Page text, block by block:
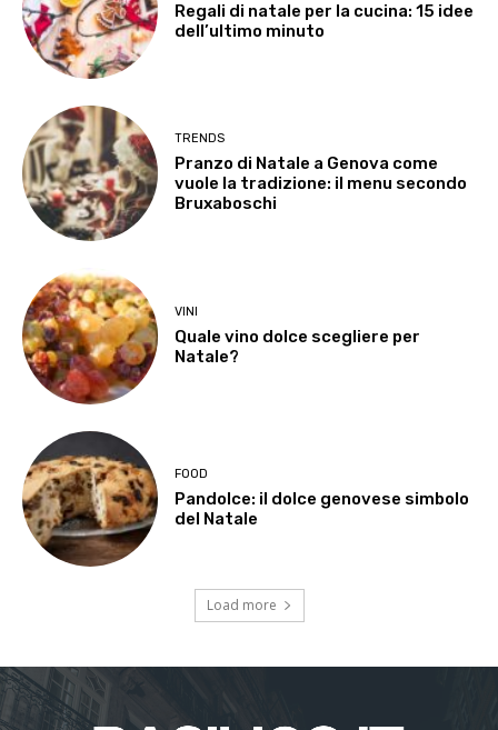
Regali di natale per la cucina: 15 idee
dell’ultimo minuto
TRENDS
Pranzo di Natale a Genova come
vuole la tradizione: il menu secondo
Bruxaboschi
VINI
Quale vino dolce scegliere per
Natale?
FOOD
Pandolce: il dolce genovese simbolo
del Natale
Load more